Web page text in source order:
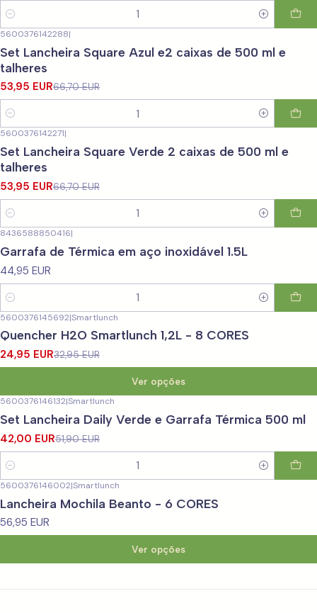
Quantidade
-19%DESCONTO
5600376142288|
Set Lancheira Square Azul e2 caixas de 500 ml e
talheres
53,95 EUR66,70 EUR
Quantidade
DESCONTO
5600376142271|
Set Lancheira Square Verde 2 caixas de 500 ml e
talheres
53,95 EUR66,70 EUR
Quantidade
8436588850416|
Garrafa de Térmica em aço inoxidável 1.5L
44,95 EUR
Quantidade
-24%DESCONTO
5600376145692|Smartlunch
Quencher H2O Smartlunch 1,2L - 8 CORES
24,95 EUR32,95 EUR
Ver opções
DESCONTO
5600376146132|Smartlunch
Set Lancheira Daily Verde e Garrafa Térmica 500 ml
42,00 EUR51,90 EUR
Quantidade
5600376146002|Smartlunch
Lancheira Mochila Beanto - 6 CORES
56,95 EUR
Ver opções